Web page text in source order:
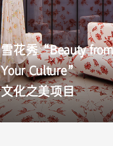
雪花秀“Beauty from
Your Culture”
文化之美项目